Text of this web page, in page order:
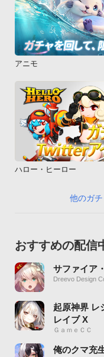
アニモ
ハロー・ヒーロー
他のガ
おすすめの配信
サファイア
Dreevo Design
起原神界 レ
レイブ X
ＧａｍｅＣＣ
俺のクマ充